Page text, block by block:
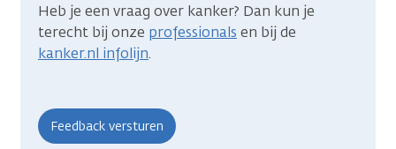
Heb je een vraag over kanker? Dan kun je
terecht bij onze professionals en bij de
kanker.nl infolijn.